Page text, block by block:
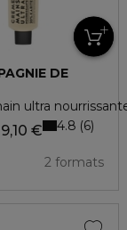
DE
ultra
€
2 formats
4.8 6